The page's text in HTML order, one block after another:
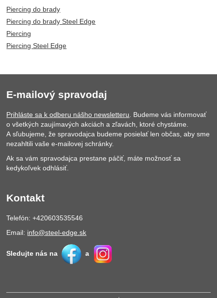
Piercing do brady
Piercing do brady Steel Edge
Piercing
Piercing Steel Edge
E-mailový spravodaj
Prihláste sa k odberu nášho newsletteru. Budeme vás informovať
o všetkých zaujímavých akciách a zľavách, ktoré chystáme.
A sľubujeme, že spravodajca budeme posielať len občas, aby sme
nezahltili vaše e-mailovej schránky.
Ak sa vám spravodajca prestane páčiť, máte možnosť sa
kedykoľvek odhlásiť.
Kontakt
Telefón: +420603535546
Email: info@steel-edge.sk
Sledujte nás na a